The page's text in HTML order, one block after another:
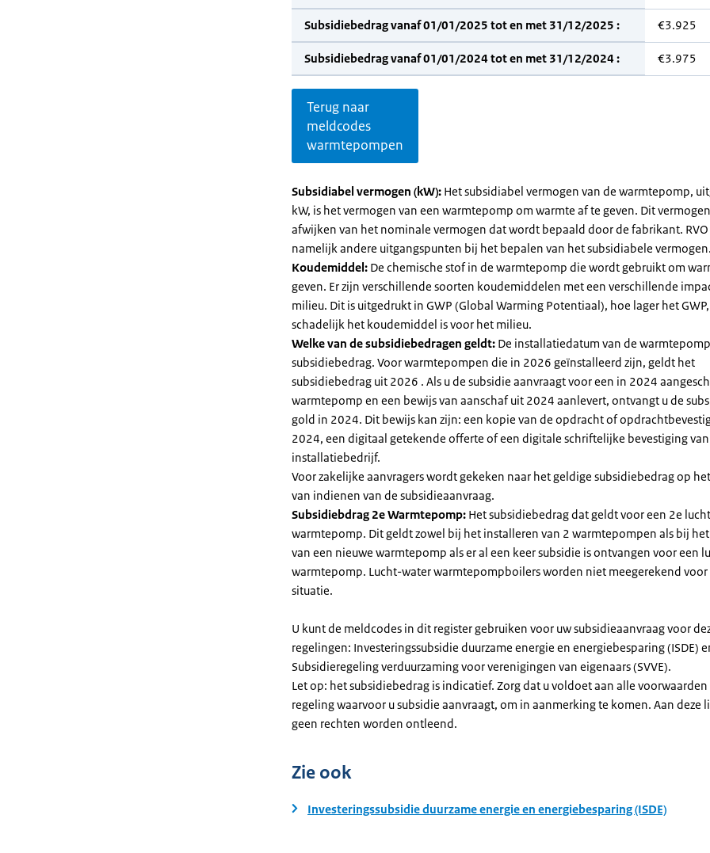
Subsidiebedrag vanaf 01/01/2025 tot en met 31/12/2025 : €3.925
Subsidiebedrag vanaf 01/01/2024 tot en met 31/12/2024 : €3.975
Terug naar
meldcodes
warmtepompen
Subsidiabel vermogen (kW): Het subsidiabel vermogen van de warmtepomp,
kW, is het vermogen van een warmtepomp om warmte af te geven. Dit
afwijken van het nominale vermogen dat wordt bepaald door de fabrikant.
namelijk andere uitgangspunten bij het bepalen van het subsidiabele
Koudemiddel: De chemische stof in de warmtepomp die wordt gebruikt om
geven. Er zijn verschillende soorten koudemiddelen met een verschillende
milieu. Dit is uitgedrukt in GWP (Global Warming Potentiaal), hoe lager het
schadelijk het koudemiddel is voor het milieu.
Welke van de subsidiebedragen geldt: De installatiedatum van de
subsidiebedrag. Voor warmtepompen die in 2026 geïnstalleerd zijn, geldt het
subsidiebedrag uit 2026 . Als u de subsidie aanvraagt voor een in 2024
warmtepomp en een bewijs van aanschaf uit 2024 aanlevert, ontvangt u de
gold in 2024. Dit bewijs kan zijn: een kopie van de opdracht of
2024, een digitaal getekende offerte of een digitale schriftelijke bevestiging
installatiebedrijf.
Voor zakelijke aanvragers wordt gekeken naar het geldige subsidiebedrag op
van indienen van de subsidieaanvraag.
Subsidiebdrag 2e Warmtepomp: Het subsidiebedrag dat geldt voor een 2e
warmtepomp. Dit geldt zowel bij het installeren van 2 warmtepompen als bij
van een nieuwe warmtepomp als er al een keer subsidie is ontvangen voor een
warmtepomp. Lucht-water warmtepompboilers worden niet meegerekend voor
situatie.
U kunt de meldcodes in dit register gebruiken voor uw subsidieaanvraag voor
regelingen: Investeringssubsidie duurzame energie en energiebesparing (ISDE)
Subsidieregeling verduurzaming voor verenigingen van eigenaars (SVVE).
Let op: het subsidiebedrag is indicatief. Zorg dat u voldoet aan alle voorwaarden
regeling waarvoor u subsidie aanvraagt, om in aanmerking te komen. Aan deze
geen rechten worden ontleend.
Zie ook
Investeringssubsidie duurzame energie en energiebesparing (ISDE)